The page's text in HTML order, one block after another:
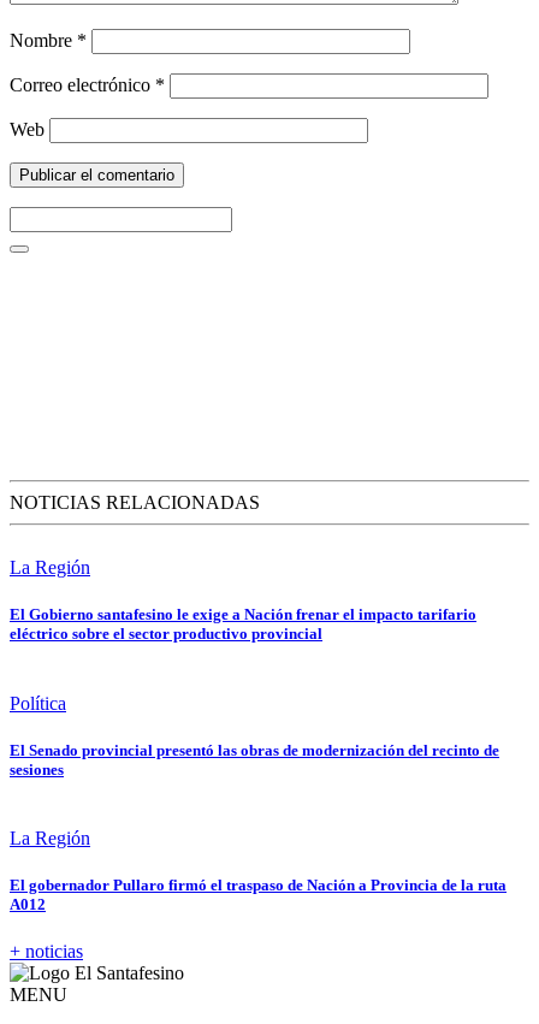
Nombre *
Correo electrónico *
Web
NOTICIAS RELACIONADAS
La Región
El Gobierno santafesino le exige a Nación frenar el impacto tarifario
eléctrico sobre el sector productivo provincial
Política
El Senado provincial presentó las obras de modernización del recinto de
sesiones
La Región
El gobernador Pullaro firmó el traspaso de Nación a Provincia de la ruta
A012
+ noticias
MENU